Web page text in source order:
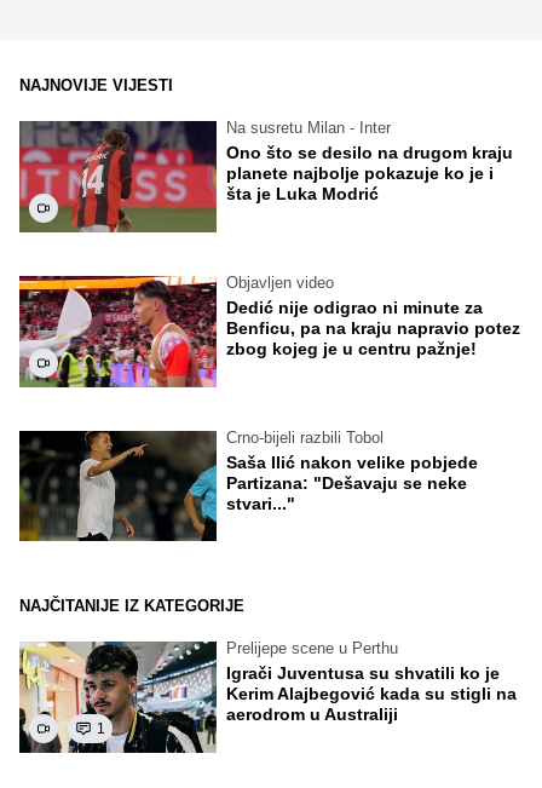
NAJNOVIJE VIJESTI
Na susretu Milan - Inter
Ono što se desilo na drugom kraju
planete najbolje pokazuje ko je i
šta je Luka Modrić
Objavljen video
Dedić nije odigrao ni minute za
Benficu, pa na kraju napravio potez
zbog kojeg je u centru pažnje!
Crno-bijeli razbili Tobol
Saša Ilić nakon velike pobjede
Partizana: "Dešavaju se neke
stvari..."
NAJČITANIJE IZ KATEGORIJE
1
Prelijepe scene u Perthu
Igrači Juventusa su shvatili ko je
Kerim Alajbegović kada su stigli na
aerodrom u Australiji